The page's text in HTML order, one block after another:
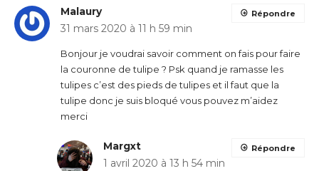
Malaury
31 mars 2020 à 11 h 59 min
Bonjour je voudrai savoir comment on fais pour faire
la couronne de tulipe ? Psk quand je ramasse les
tulipes c’est des pieds de tulipes et il faut que la
tulipe donc je suis bloqué vous pouvez m’aidez
merci
Répondre
Margxt
1 avril 2020 à 13 h 54 min
Répondre